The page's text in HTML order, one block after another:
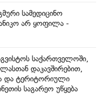
სამედიცინო
არ ყოფილა -
საქართველოში,
დაკავშირებით,
და ტერიტორიული
საგარეო უწყება